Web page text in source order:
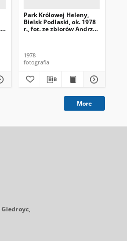
Park Królowej Heleny,
Bielsk Podlaski, ok. 1978
r., fot. ze zbiorów Andrzej
1978
fotografia
More